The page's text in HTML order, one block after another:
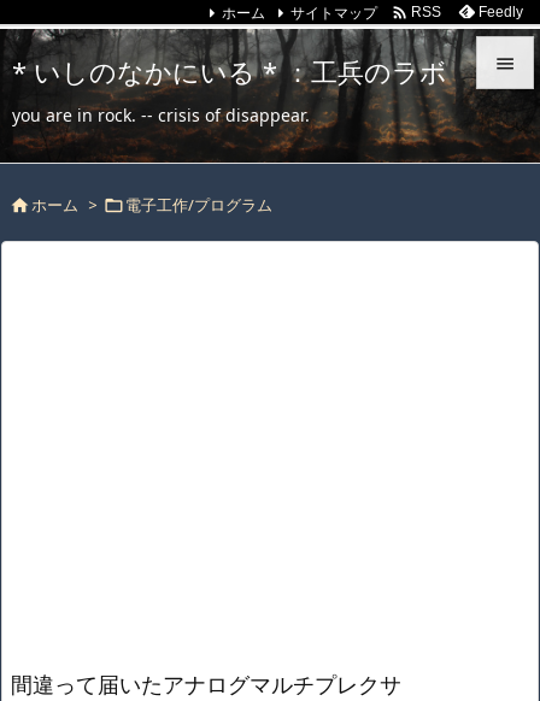
* いしのなかにいる * ：工兵のラボ
you are in rock. -- crisis of disappear.


メニュ

ホーム サイトマップ  RSS Feedly
ホーム > 電子工作/プログラム
間違って届いたアナログマルチプレクサ